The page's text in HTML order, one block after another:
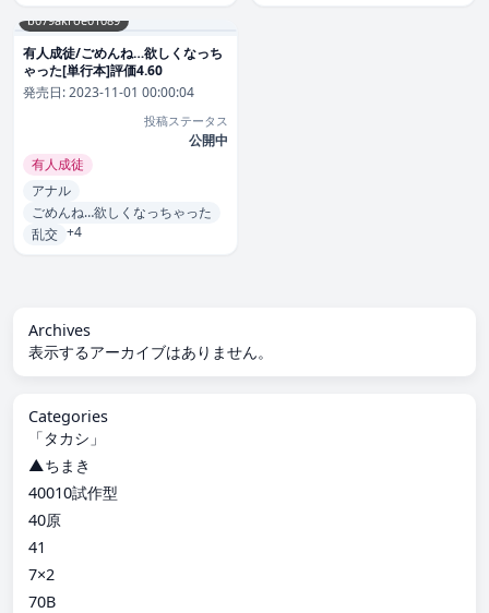
b079akroe01089
有人成徒/ごめんね…欲しくなっち
ゃった[単行本]評価4.60
発売日:2023-11-01 00:00:04
投稿ステータス
公開中
有人成徒
アナル
ごめんね…欲しくなっちゃった
乱交 +4
Archives
表示するアーカイブはありません。
Categories
「タカシ」
▲ちまき
40010試作型
40原
41
7×2
70B